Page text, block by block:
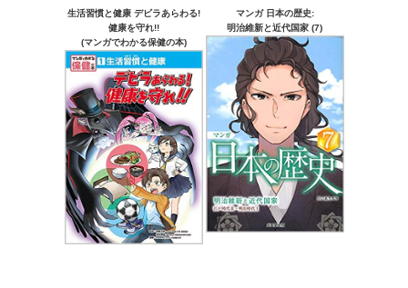
生活習慣と健康 デビラあらわる!
健康を守れ!!
(マンガでわかる保健の本)
マンガ 日本の歴史:
明治維新と近代国家 (7)